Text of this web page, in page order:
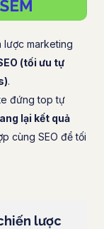
lược marketing
(tối ưu tự
.
đứng top tự
lại kết quả
cùng SEO để tối
lược